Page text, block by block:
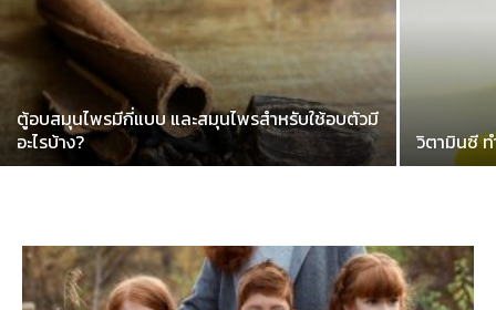
ตู้อบสมุนไพรมีกี่แบบ และสมุนไพรสำหรับใช้อบตัวมี
อะไรบ้าง?
วิตามินซี ท